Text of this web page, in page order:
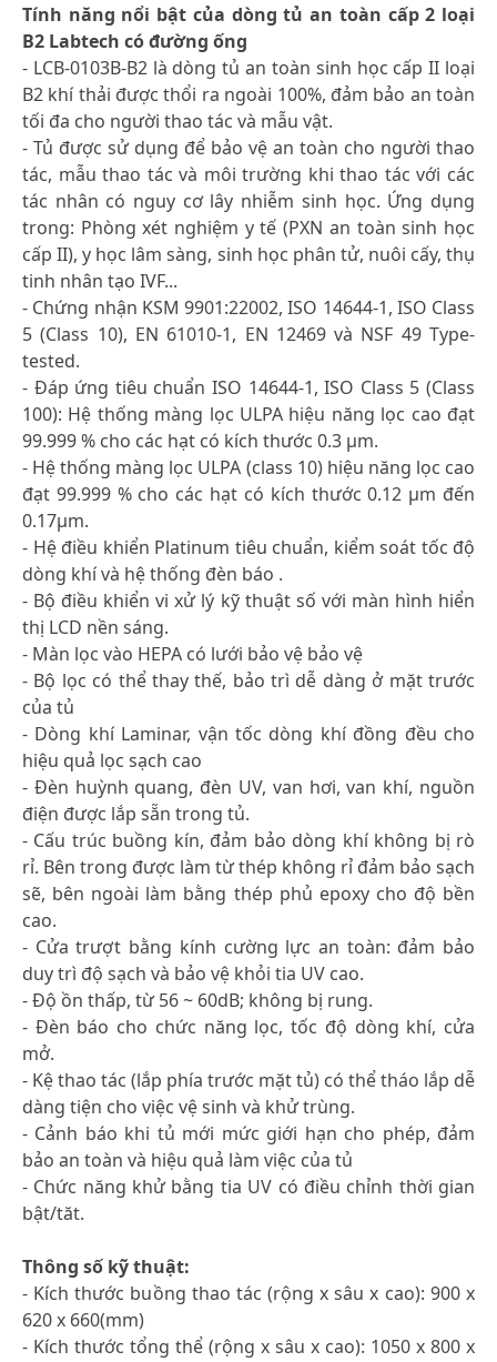
Tính năng nổi bật của dòng tủ an toàn cấp 2 loại
B2 Labtech có đường ống
- LCB-0103B-B2 là dòng tủ an toàn sinh học cấp II loại
B2 khí thải được thổi ra ngoài 100%, đảm bảo an toàn
tối đa cho người thao tác và mẫu vật.
- Tủ được sử dụng để bảo vệ an toàn cho người thao
tác, mẫu thao tác và môi trường khi thao tác với các
tác nhân có nguy cơ lây nhiễm sinh học. Ứng dụng
trong: Phòng xét nghiệm y tế (PXN an toàn sinh học
cấp II), y học lâm sàng, sinh học phân tử, nuôi cấy, thụ
tinh nhân tạo IVF...
- Chứng nhận KSM 9901:22002, ISO 14644-1, ISO Class
5 (Class 10), EN 61010-1, EN 12469 và NSF 49 Type-
tested.
- Đáp ứng tiêu chuẩn ISO 14644-1, ISO Class 5 (Class
100): Hệ thống màng lọc ULPA hiệu năng lọc cao đạt
99.999 % cho các hạt có kích thước 0.3 μm.
- Hệ thống màng lọc ULPA (class 10) hiệu năng lọc cao
đạt 99.999 % cho các hạt có kích thước 0.12 μm đến
0.17μm.
- Hệ điều khiển Platinum tiêu chuẩn, kiểm soát tốc độ
dòng khí và hệ thống đèn báo .
- Bộ điều khiển vi xử lý kỹ thuật số với màn hình hiển
thị LCD nền sáng.
- Màn lọc vào HEPA có lưới bảo vệ bảo vệ
- Bộ lọc có thể thay thế, bảo trì dễ dàng ở mặt trước
của tủ
- Dòng khí Laminar, vận tốc dòng khí đồng đều cho
hiệu quả lọc sạch cao
- Đèn huỳnh quang, đèn UV, van hơi, van khí, nguồn
điện được lắp sẵn trong tủ.
- Cấu trúc buồng kín, đảm bảo dòng khí không bị rò
rỉ. Bên trong được làm từ thép không rỉ đảm bảo sạch
sẽ, bên ngoài làm bằng thép phủ epoxy cho độ bền
cao.
- Cửa trượt bằng kính cường lực an toàn: đảm bảo
duy trì độ sạch và bảo vệ khỏi tia UV cao.
- Độ ồn thấp, từ 56 ~ 60dB; không bị rung.
- Đèn báo cho chức năng lọc, tốc độ dòng khí, cửa
mở.
- Kệ thao tác (lắp phía trước mặt tủ) có thể tháo lắp dễ
dàng tiện cho việc vệ sinh và khử trùng.
- Cảnh báo khi tủ mới mức giới hạn cho phép, đảm
bảo an toàn và hiệu quả làm việc của tủ
- Chức năng khử bằng tia UV có điều chỉnh thời gian
bật/tăt.
Thông số kỹ thuật:
- Kích thước buồng thao tác (rộng x sâu x cao): 900 x
620 x 660(mm)
- Kích thước tổng thể (rộng x sâu x cao): 1050 x 800 x